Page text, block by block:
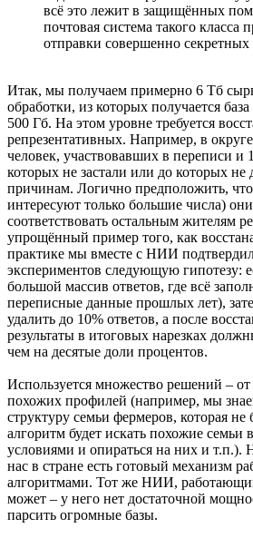
всё это лежит в защищённых
почтовая система такого класса
отправки совершенно секретных
Итак, мы получаем примерно 6 Тб
обработки, из которых получается
500 Гб. На этом уровне требуется
репрезентативных. Например, в
человек, участвовавших в переписи и
которых не застали или до которых
причинам. Логично предположить, что
интересуют только большие числа)
соответствовать остальным жителям
упрощённый пример того, как
практике мы вместе с НИИ
экспериментов следующую гипотезу:
большой массив ответов, где всё
переписные данные прошлых лет),
удалить до 10% ответов, а после
результаты в итоговых нарезках
чем на десятые доли процентов.
Используется множество решений – от
похожих профилей (например, мы
структуру семьи фермеров, которая
алгоритм будет искать похожие семьи
условиями и опираться на них и т.п.).
нас в стране есть готовый механизм
алгоритмами. Тот же НИИ,
может – у него нет достаточной
парсить огромные базы.